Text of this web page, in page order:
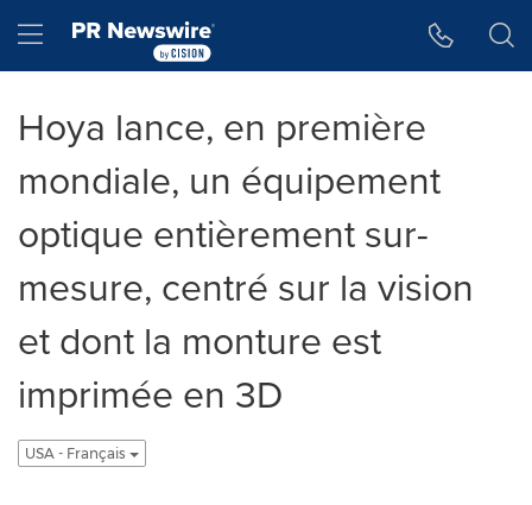
Hamburger menu
Hoya lance, en première
mondiale, un équipement
optique entièrement sur-
mesure, centré sur la vision
et dont la monture est
imprimée en 3D
USA - Français